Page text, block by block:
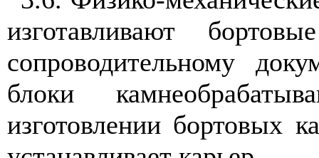
изготавливают
сопроводительному
блоки
изготовлении бортовых